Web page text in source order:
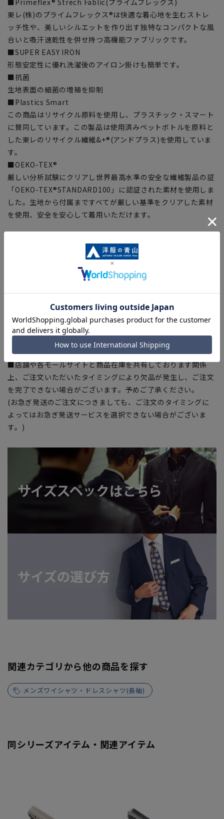
東レ(株)のプライムフレックス®は快適な着心地を生むストレ
ッチ性や、美しいシルエットを作り出す独特なコンパクトな風
合いと吸汗速乾性を併せ持つ高機能ファブリックです。
■SUPER EASY IRON
形態安定性に優れ洗濯後のアイロン掛けも簡単です。
■抗菌
生地表面の細菌の増殖を抑制
■Plastics Smart
この商品はリサイクル原料を使用し、プラスチック・スマート
に賛同しています。この製品は使用済みペットボトルを原料と
した東レのリサイクル繊維&+®(アンドプラス)を使用していま
す。
■OEKO-TEX®
厳しい分析試験にクリアし世界最高水準の安全な繊維製品の証
「OEKO-TEX®STANDARD100」に認証された素材を使用しま
した。生地から付属まですべてが厳しい基準をクリアした素材
を使用、安全を安心して着用いただけます。
■ゆとり感には個人差があります。サイズ表を確認の上、ご購
■ブラウザやお使いのモニター環境、室内外等の撮影時の環境
下での光加減により、実際の商品と掲載画像の色味が異なる場
合がございます。
■生地や仕様・デザインにより、着用感や実際のサイズ表に若
干の誤差が生じる場合がございます。予めご了承ください。
■店舗や各モールサイトと商品在庫を共有しております関係
上、ご注文いただいたタイミングにより欠品が発生し、ご注文
を完了できない場合がございます。予めご了承ください。
(お急ぎ発送のご注文につきましても、ご注文のタイミングに
よってはお急ぎ発送サービスを選択できない場合がございま
す。)
関連カテゴリから他の商品を探す
メンズワイシャツ・ドレスシャツ(長袖)
同シリーズアイテム・関連アイテム